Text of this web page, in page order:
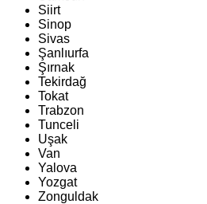
Siirt
Sinop
Sivas
Şanlıurfa
Şırnak
Tekirdağ
Tokat
Trabzon
Tunceli
Uşak
Van
Yalova
Yozgat
Zonguldak